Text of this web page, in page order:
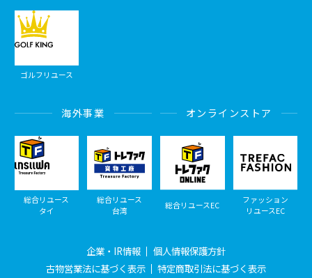
ゴルフリユース
海外事業
総合リユース
タイ
総合リユース
台湾
オンラインストア
総合リユースEC
ファッション
リユースEC
企業・IR情報
個人情報保護方針
古物営業法に基づく表示
特定商取引法に基づく表示